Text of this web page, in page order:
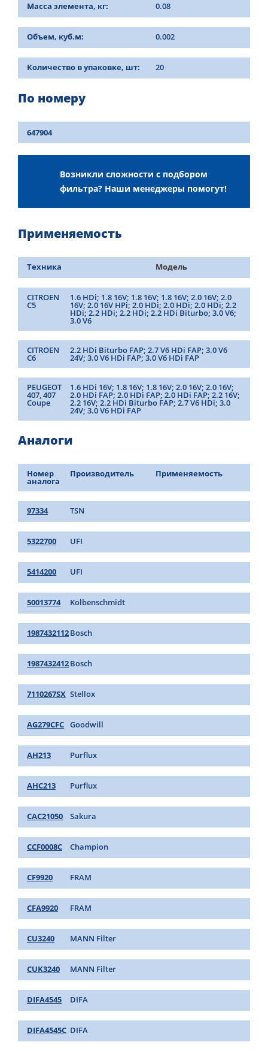
Масса элемента, кг: 0.08
Объем, куб.м: 0.002
Количество в упаковке, шт: 20
По номеру
647904
Возникли сложности с подбором
фильтра? Наши менеджеры помогут!
Применяемость
Техника Модель
CITROEN
C5
1.6 HDi; 1.8 16V; 1.8 16V; 1.8 16V; 2.0 16V; 2.0
16V; 2.0 16V HPi; 2.0 HDi; 2.0 HDi; 2.0 HDi; 2.2
HDi; 2.2 HDi; 2.2 HDi; 2.2 HDi Biturbo; 3.0 V6;
3.0 V6
CITROEN
C6
2.2 HDi Biturbo FAP; 2.7 V6 HDi FAP; 3.0 V6
24V; 3.0 V6 HDi FAP; 3.0 V6 HDi FAP
PEUGEOT
407, 407
Coupe
1.6 HDi 16V; 1.8 16V; 1.8 16V; 2.0 16V; 2.0 16V;
2.0 HDi FAP; 2.0 HDi FAP; 2.0 HDi FAP; 2.2 16V;
2.2 16V; 2.2 HDi Biturbo FAP; 2.7 V6 HDi; 3.0
24V; 3.0 V6 HDi FAP
Аналоги
Номер
аналога
Производитель Применяемость
97334 TSN
5322700 UFI
5414200 UFI
50013774 Kolbenschmidt
1987432112Bosch
1987432412Bosch
7110267SX Stellox
AG279CFC Goodwill
AH213 Purflux
AHC213 Purflux
CAC21050 Sakura
CCF0008C Champion
CF9920 FRAM
CFA9920 FRAM
CU3240 MANN Filter
CUK3240 MANN Filter
DIFA4545 DIFA
DIFA4545C DIFA